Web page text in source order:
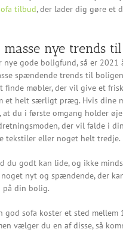
tilbud, der lader dig gøre et
nye trends
nye gode boligfund, så er
spændende trends til
finde møbler, der vil give et
et helt særligt præg. Hvis dine
at du i første omgang holder
der vil falde i
tekstiler eller noget helt tredje.
du godt kan lide, og ikke
noget nyt og spændende, der
din bolig.
sofa koster et sted mellem
vælger du en af disse, så